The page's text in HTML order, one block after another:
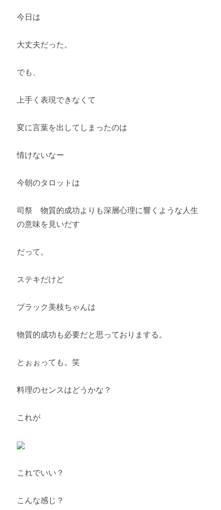
今日は
大丈夫だった。
でも、
上手く表現できなくて
変に言葉を出してしまったのは
情けないなー
今朝のタロットは
司祭 物質的成功よりも深層心理に響くような人生
の意味を見いだす
だって。
ステキだけど
ブラック美枝ちゃんは
物質的成功も必要だと思っておりまする。
とぉぉっても。笑
料理のセンスはどうかな？
これが
これでいい？
こんな感じ？